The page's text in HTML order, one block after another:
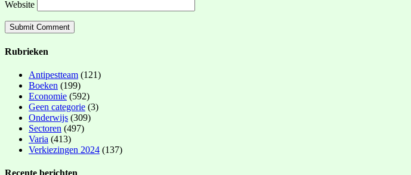
Website
Rubrieken
Antipestteam (121)
Boeken (199)
Economie (592)
Geen categorie (3)
Onderwijs (309)
Sectoren (497)
Varia (413)
Verkiezingen 2024 (137)
Recente berichten